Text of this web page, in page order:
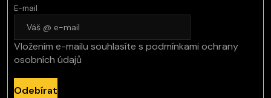
E-mail
Vložením e-mailu souhlasíte s podmínkami ochrany
osobních údajů
Odebírat